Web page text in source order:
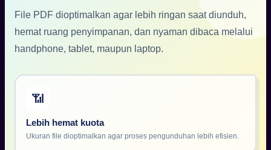
File PDF dioptimalkan agar lebih ringan saat diunduh,
hemat ruang penyimpanan, dan nyaman dibaca melalui
handphone, tablet, maupun laptop.
📶
Lebih hemat kuota
Ukuran file dioptimalkan agar proses pengunduhan lebih efisien.